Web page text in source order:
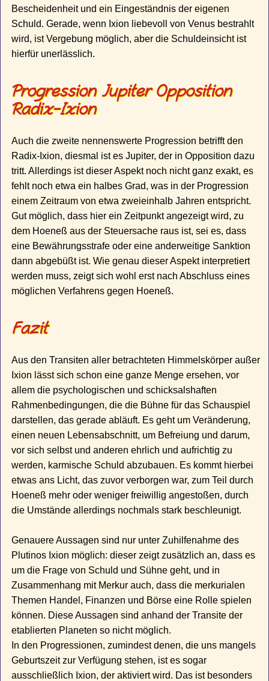
Bescheidenheit und ein Eingeständnis der eigenen
Schuld. Gerade, wenn Ixion liebevoll von Venus bestrahlt
wird, ist Vergebung möglich, aber die Schuldeinsicht ist
hierfür unerlässlich.
Progression Jupiter Opposition
Radix-Ixion
Auch die zweite nennenswerte Progression betrifft den
Radix-Ixion, diesmal ist es Jupiter, der in Opposition dazu
tritt. Allerdings ist dieser Aspekt noch nicht ganz exakt, es
fehlt noch etwa ein halbes Grad, was in der Progression
einem Zeitraum von etwa zweieinhalb Jahren entspricht.
Gut möglich, dass hier ein Zeitpunkt angezeigt wird, zu
dem Hoeneß aus der Steuersache raus ist, sei es, dass
eine Bewährungsstrafe oder eine anderweitige Sanktion
dann abgebüßt ist. Wie genau dieser Aspekt interpretiert
werden muss, zeigt sich wohl erst nach Abschluss eines
möglichen Verfahrens gegen Hoeneß.
Fazit
Aus den Transiten aller betrachteten Himmelskörper außer
Ixion lässt sich schon eine ganze Menge ersehen, vor
allem die psychologischen und schicksalshaften
Rahmenbedingungen, die die Bühne für das Schauspiel
darstellen, das gerade abläuft. Es geht um Veränderung,
einen neuen Lebensabschnitt, um Befreiung und darum,
vor sich selbst und anderen ehrlich und aufrichtig zu
werden, karmische Schuld abzubauen. Es kommt hierbei
etwas ans Licht, das zuvor verborgen war, zum Teil durch
Hoeneß mehr oder weniger freiwillig angestoßen, durch
die Umstände allerdings nochmals stark beschleunigt.
Genauere Aussagen sind nur unter Zuhilfenahme des
Plutinos Ixion möglich: dieser zeigt zusätzlich an, dass es
um die Frage von Schuld und Sühne geht, und in
Zusammenhang mit Merkur auch, dass die merkurialen
Themen Handel, Finanzen und Börse eine Rolle spielen
können. Diese Aussagen sind anhand der Transite der
etablierten Planeten so nicht möglich.
In den Progressionen, zumindest denen, die uns mangels
Geburtszeit zur Verfügung stehen, ist es sogar
ausschließlich Ixion, der aktiviert wird. Das ist besonders